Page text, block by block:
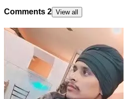
Comments 2 View all